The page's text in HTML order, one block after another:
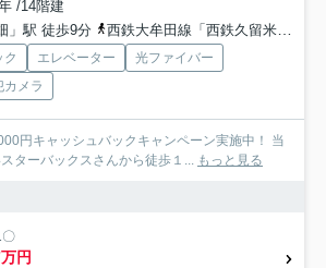
/14階建
」駅 徒歩9分
西鉄大牟田線「西鉄久留米」駅 徒歩12分
ク エレベーター
光ファイバー
カメラ
円キャッシュバックキャンペーン実施中！ 当
ターバックスさんから徒歩１... もっと見る
円